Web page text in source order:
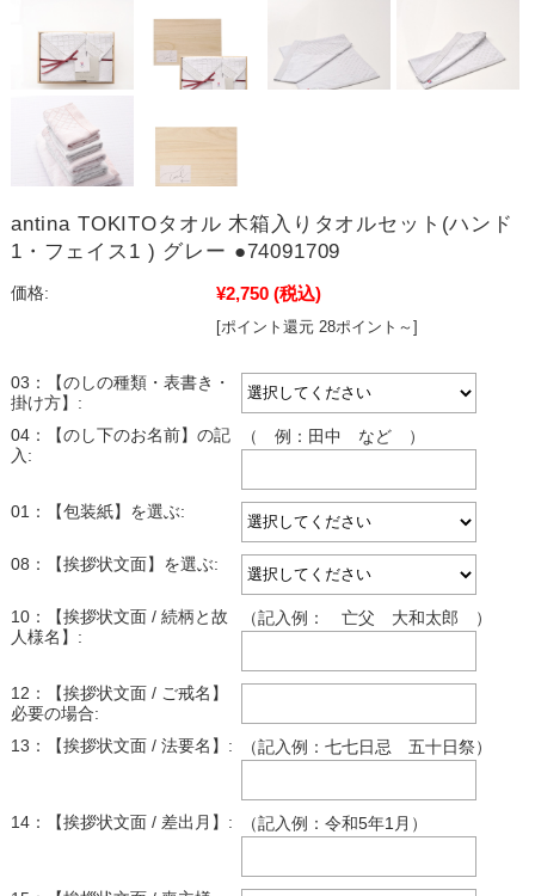
antina TOKITOタオル 木箱入りタオルセット(ハンド
1・フェイス1 ) グレー ●74091709
価格: ¥2,750 (税込)
[ポイント還元 28ポイント～]
03：【のしの種類・表書き・
掛け方】:
04：【のし下のお名前】の記
入:
（ 例：田中 など ）
01：【包装紙】を選ぶ:
08：【挨拶状文面】を選ぶ:
10：【挨拶状文面 / 続柄と故
人様名】:
（記入例： 亡父 大和太郎 ）
12：【挨拶状文面 / ご戒名】
必要の場合:
13：【挨拶状文面 / 法要名】:
（記入例：七七日忌 五十日祭）
14：【挨拶状文面 / 差出月】: （記入例：令和5年1月）